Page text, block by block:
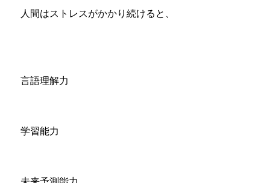
人間はストレスがかかり続けると、
言語理解力
学習能力